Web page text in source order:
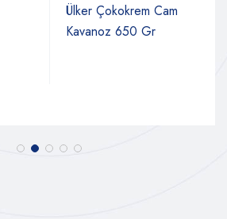
Ülker Çokokrem Cam
Kavanoz 650 Gr